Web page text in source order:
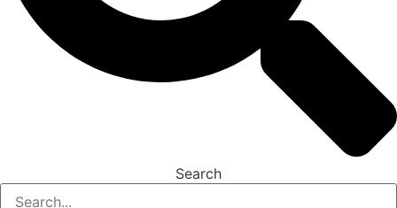
Search